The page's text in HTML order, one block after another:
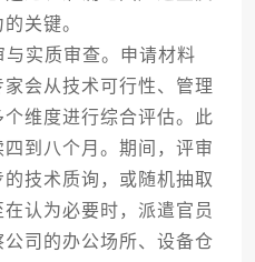
关键。
实质审查。申请材料
会从技术可行性、管理
维度进行综合评估。此
到八个月。期间，评审
技术质询，或随机抽取
认为必要时，派遣官员
司的办公场所、设备仓